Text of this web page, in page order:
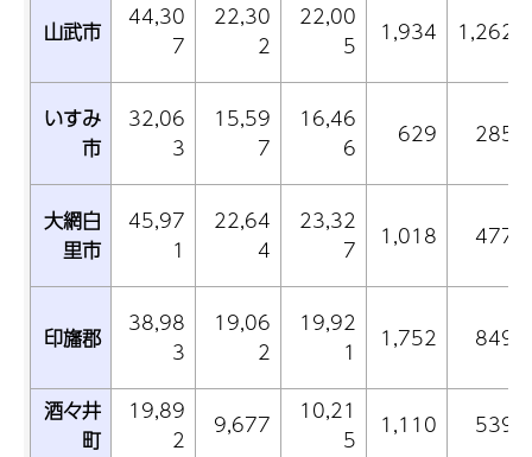
山武市
44,30
7
22,30
2
22,00
5
1,934 1,262
いすみ
市
32,06
3
15,59
7
16,46
6
629 285
大網白
里市
45,97
1
22,64
4
23,32
7
1,018 477
印旛郡
38,98
3
19,06
2
19,92
1
1,752 849
酒々井
町
19,89
2
9,677
10,21
5
1,110 539